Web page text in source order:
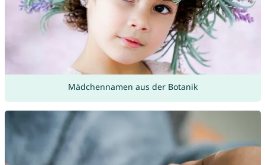
Mädchennamen aus der Botanik